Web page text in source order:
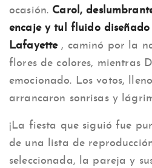
ocasión. Carol,
encaje y tul fluido
Lafayette, caminó por la
flores de colores, mientras
emocionado. Los votos,
arrancaron sonrisas y
¡La fiesta que siguió fue
de una lista de
seleccionada, la pareja y